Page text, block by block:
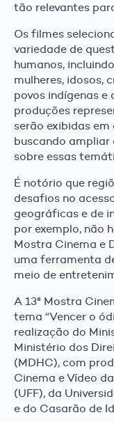
tão relevantes
Os filmes
variedade de
humanos,
mulheres, idosos,
povos indígenas e
produções
serão exibidas
buscando ampliar
sobre essas
É notório que
desafios no
geográficas e de
por exemplo, não
Mostra Cinema e
uma ferramenta
meio de
A 13ª Mostra
tema “Vencer o
realização do
Ministério dos
(MDHC), com
Cinema e Vídeo
(UFF), da
e do Casarão de